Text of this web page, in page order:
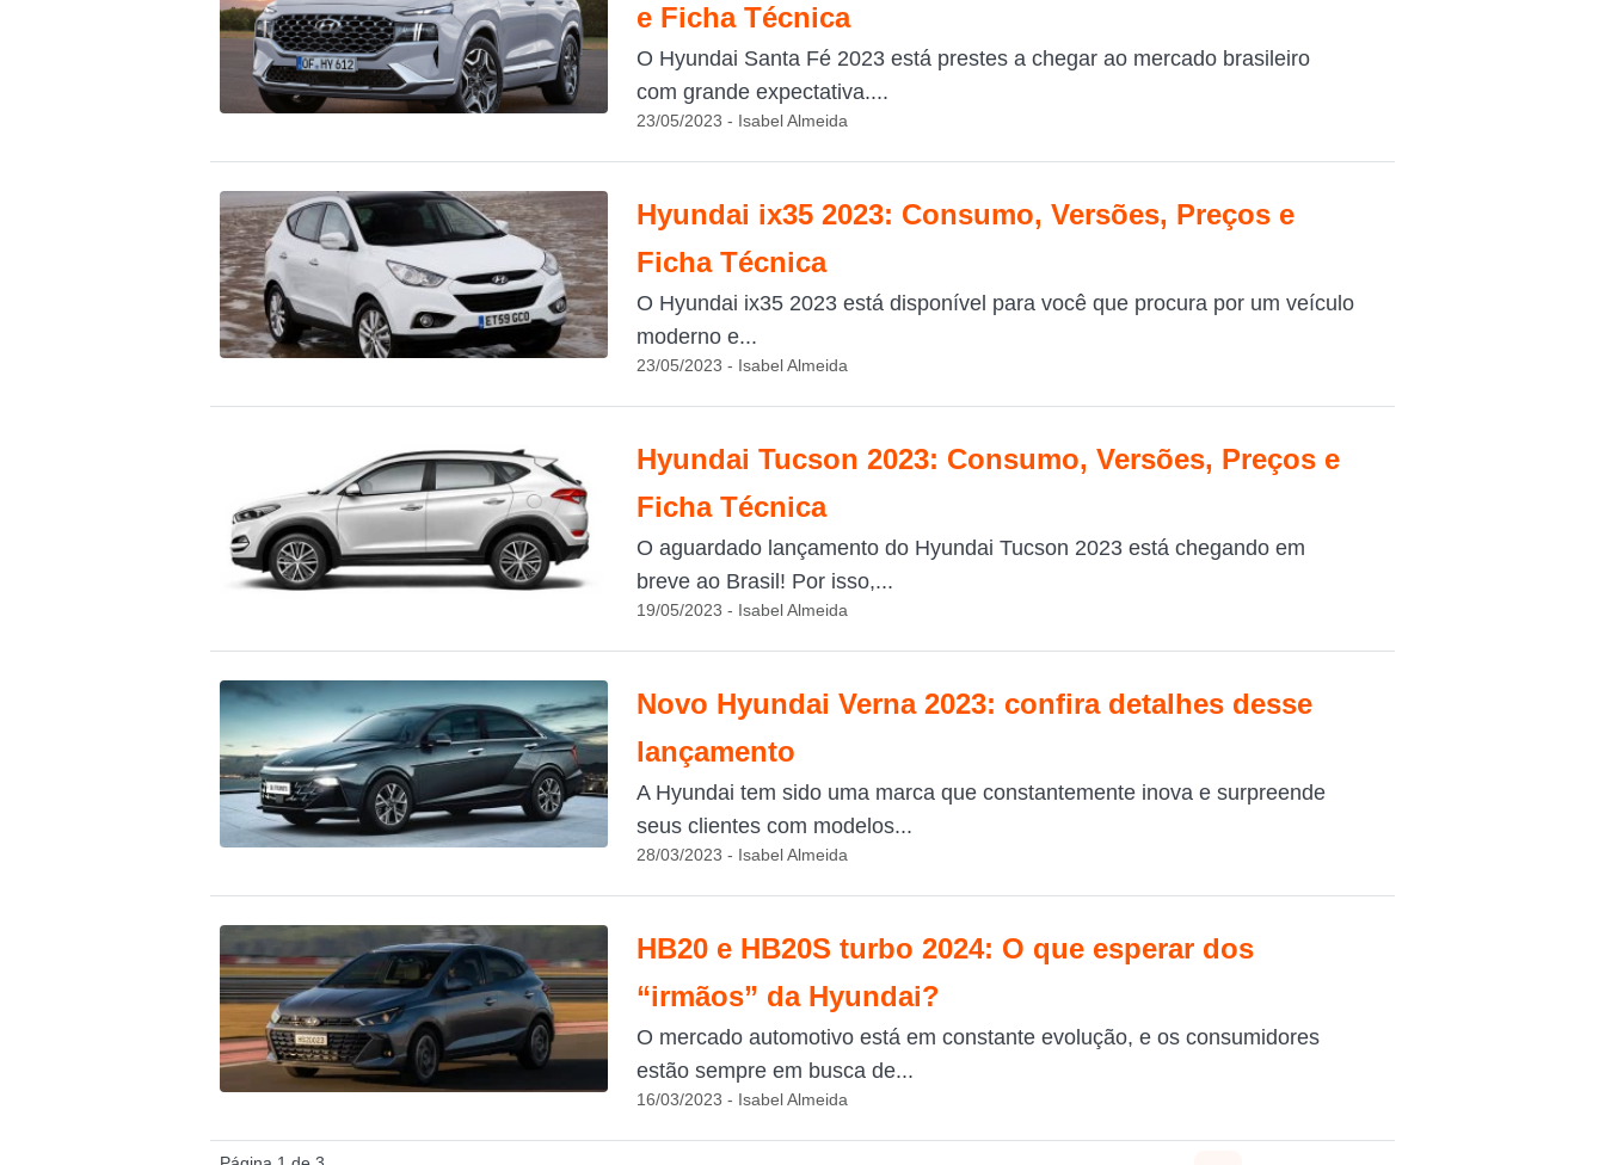
e Ficha Técnica
O Hyundai Santa Fé 2023 está prestes a chegar ao mercado brasileiro
com grande expectativa....
23/05/2023 - Isabel Almeida
Hyundai ix35 2023: Consumo, Versões, Preços e
Ficha Técnica
O Hyundai ix35 2023 está disponível para você que procura por um veículo
moderno e...
23/05/2023 - Isabel Almeida
Hyundai Tucson 2023: Consumo, Versões, Preços e
Ficha Técnica
O aguardado lançamento do Hyundai Tucson 2023 está chegando em
breve ao Brasil! Por isso,...
19/05/2023 - Isabel Almeida
Novo Hyundai Verna 2023: confira detalhes desse
lançamento
A Hyundai tem sido uma marca que constantemente inova e surpreende
seus clientes com modelos...
28/03/2023 - Isabel Almeida
HB20 e HB20S turbo 2024: O que esperar dos
“irmãos” da Hyundai?
O mercado automotivo está em constante evolução, e os consumidores
estão sempre em busca de...
16/03/2023 - Isabel Almeida